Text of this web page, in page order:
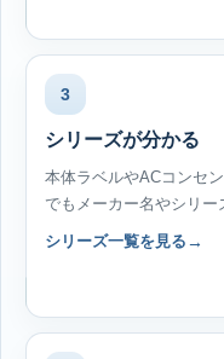
3
シリーズが分かる
本体ラベルやACコンセ
でもメーカー名やシリー
シリーズ一覧を見る